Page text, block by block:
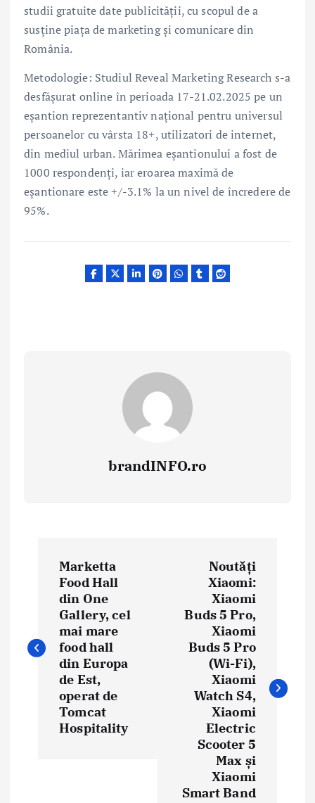
studii gratuite date publicității, cu scopul de a
susține piața de marketing și comunicare din
România.
Metodologie: Studiul Reveal Marketing Research s-a
desfăşurat online în perioada 17-21.02.2025 pe un
eşantion reprezentantiv național pentru universul
persoanelor cu vârsta 18+, utilizatori de internet,
din mediul urban. Mărimea eșantionului a fost de
1000 respondenți, iar eroarea maximă de
eșantionare este +/-3.1% la un nivel de încredere de
95%.
brandINFO.ro
i
g
Marketta
Food Hall
din One
Gallery, cel
mai mare
food hall
din Europa
de Est,
operat de
Tomcat
Hospitality
Noutăți
Xiaomi:
Xiaomi
Buds 5 Pro,
Xiaomi
Buds 5 Pro
(Wi-Fi),
Xiaomi
Watch S4,
Xiaomi
Electric
Scooter 5
Max și
Xiaomi
Smart Band